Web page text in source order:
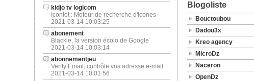
kidjo tv logicom
Iconlet : Moteur de recherche d'icones
2021-03-14 10:03:25
abonement
Blackle, la version écolo de Google
2021-03-14 10:03:14
abonnementjeu
Verify Email, contrôle vos adresse e-mail
2021-03-14 10:01:56
Blogoliste
Bouctoubou
Dadou3x
Kreo agency
MicroDz
Naceron
OpenDz